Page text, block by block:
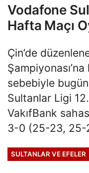
Vodafone
Hafta Maçı
Çin’de
sebebiyle
Sultanlar Ligi
VakıfBank
3-0 (25-23, 25-
SULTANLAR VE EFELER